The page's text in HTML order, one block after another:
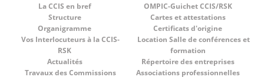
La CCIS en bref
Structure
Organigramme
Vos Interlocuteurs à la CCIS-
RSK
Actualités
Travaux des Commissions
OMPIC-Guichet CCIS/RSK
Cartes et attestations
Certificats d'origine
Location Salle de conférences et
formation
Répertoire des entreprises
Associations professionnelles